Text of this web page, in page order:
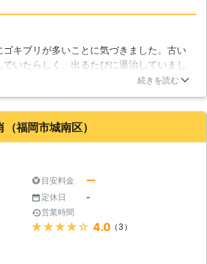
ゴキブリが多いことに気づきました。古い
いたらしく、出るたびに退治していまし
湧いて出ててきます。これはどうにかしな
りました。
区 2016年12月29日
続きを読む
福岡市城南区）
目安料金 ー
定休日 -
営業時間
★★★★★ 4.0（3）